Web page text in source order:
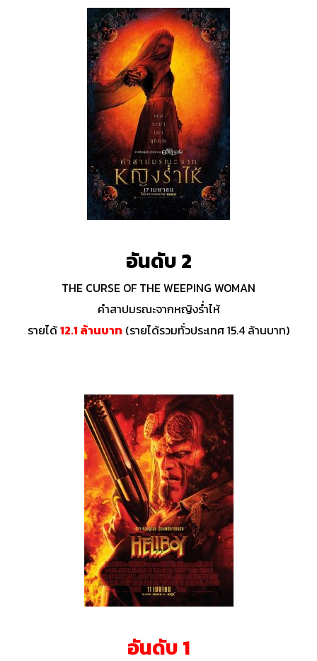
อันดับ 2
THE CURSE OF THE WEEPING WOMAN
คำสาปมรณะจากหญิงร่ำไห้
รายได้12.1 ล้านบาท (รายได้รวมทั่วประเทศ 15.4 ล้านบาท)
อันดับ 1